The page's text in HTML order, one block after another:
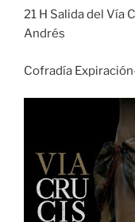
21 H Salida del Vía
Andrés
Cofradía